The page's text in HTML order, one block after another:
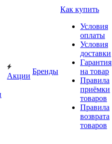
Акции
Бренды
Как купить
Условия
оплаты
Условия
доставки
Гарантия
на товар
Правила
приёмки
товаров
Правила
возврата
товаров